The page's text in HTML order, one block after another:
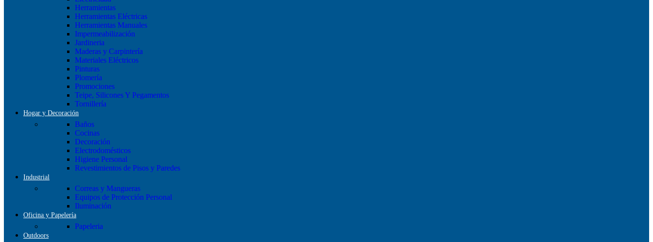
Herramientas
Herramientas Eléctricas
Herramientas Manuales
Impermeabilización
Jardineria
Maderas y Carpintería
Materiales Eléctricos
Pinturas
Plomería
Promociones
Teipe, Silicones Y Pegamentos
Tornillería
Hogar y Decoración
Baños
Cocinas
Decoración
Electrodomésticos
Higiene Personal
Revestimientos de Pisos y Paredes
Industrial
Correas y Mangueras
Equipos de Protección Personal
Iluminación
Oficina y Papelería
Papeleria
Outdoors